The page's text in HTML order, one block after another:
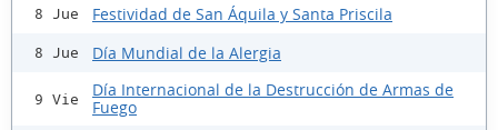
8 Jue Festividad de San Áquila y Santa Priscila
8 Jue Día Mundial de la Alergia
9 Vie
Día Internacional de la Destrucción de Armas de
Fuego